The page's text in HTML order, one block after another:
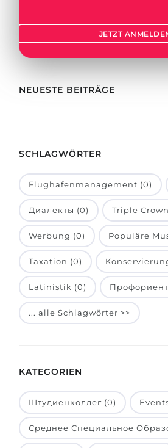
BERUFE
Beispiel-Stellenangebote
Holland-Test
Interessenkarte-Test
RIASEC-Test
Erfolgzu
100%
Unsere Studierenden
BERATUNG!
BEWERBEN FÜR
Medizin
Physik
BEWERBEN AUS …
Russland
Ukraine
Kasachstan
Aserbaidschan
Armenien
Belarus
Anderes Land
JETZT
NEUESTE BEITRÄGE
SCHLAGWÖRTER
Flughafenmanagement (0)
Диалекты (0) Triple
Werbung (0) Populäre
Taxation (0)
Latinistik (0)
... alle Schlagwörter >>
KATEGORIEN
Штудиенколлег (0)
Среднее Специальное